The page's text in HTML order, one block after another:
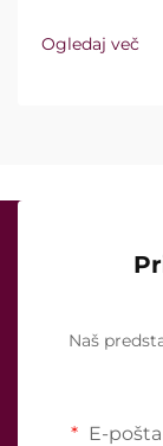
vprašanje pa
temveč kako
Ogledaj več
Naš
E-pošta